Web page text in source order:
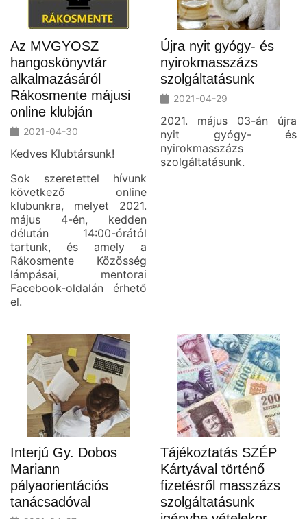
Az MVGYOSZ
hangoskönyvtár
alkalmazásáról
Rákosmente májusi
online klubján
2021-04-30
Kedves Klubtársunk!
Sok szeretettel hívunk
következő online
klubunkra, melyet 2021.
május 4-én, kedden
délután 14:00-órától
tartunk, és amely a
Rákosmente Közösség
lámpásai, mentorai
Facebook-oldalán érhető
el.
Újra nyit gyógy- és
nyirokmasszázs
szolgáltatásunk
2021-04-29
2021. május 03-án újra
nyit gyógy- és
nyirokmasszázs
szolgáltatásunk.
Interjú Gy. Dobos
Mariann
pályaorientációs
tanácsadóval
Tájékoztatás SZÉP
Kártyával történő
fizetésről masszázs
szolgáltatásunk